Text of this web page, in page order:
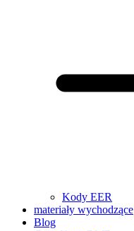
Kody EER
materiały wychodzące
Blog